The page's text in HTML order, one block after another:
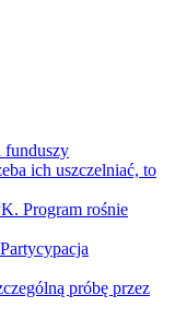
funduszy
ich uszczelniać, to
Program rośnie
próbę przez